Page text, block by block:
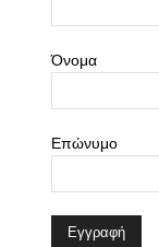
Όνομα
Επώνυμο